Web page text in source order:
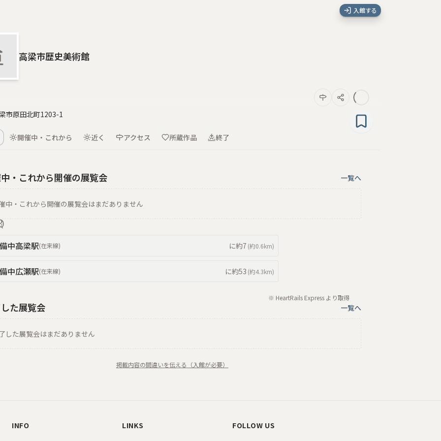
入館する
高梁市歴史美術館
市原田北町1203-1
開催中・これから 近く アクセス 所蔵作品 終了
・これから開催の展覧会 一覧へ
中・これから開催の展覧会はまだありません
備中高梁駅(在来線) に約7 (約0.6km)
備中広瀬駅(在来線) に約53 (約4.3km)
※ HeartRails Express より取得
た展覧会 一覧へ
した展覧会はまだありません
掲載内容の間違いを伝える（入館が必要）
INFO LINKS FOLLOW US